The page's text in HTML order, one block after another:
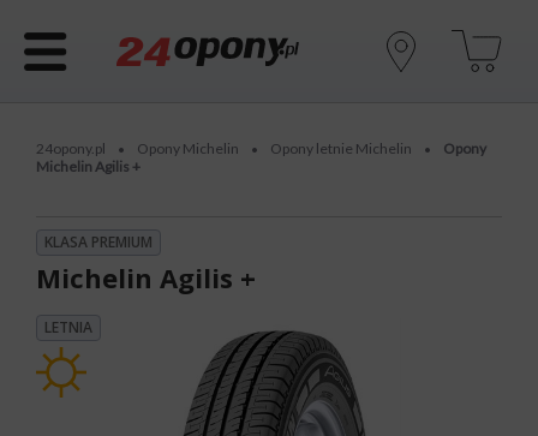
24opony.pl • Opony Michelin • Opony letnie Michelin •
Opony
Michelin Agilis +
KLASA PREMIUM
Michelin Agilis +
LETNIA